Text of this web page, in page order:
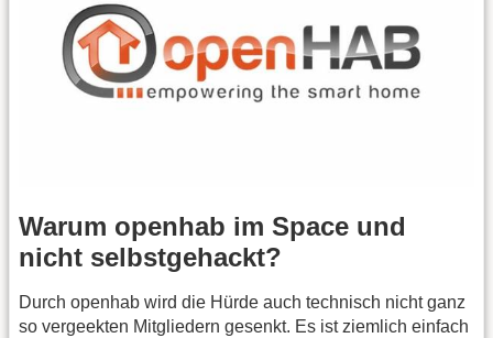
Warum openhab im Space und
nicht selbstgehackt?
Durch openhab wird die Hürde auch technisch nicht ganz
so vergeekten Mitgliedern gesenkt. Es ist ziemlich einfach